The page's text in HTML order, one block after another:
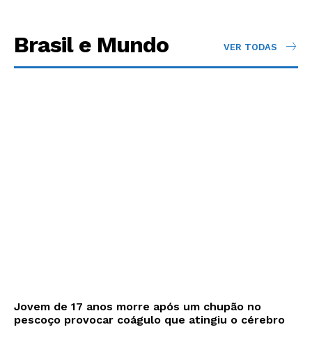
Brasil e Mundo VER TODAS
Jovem de 17 anos morre após um chupão no
pescoço provocar coágulo que atingiu o cérebro